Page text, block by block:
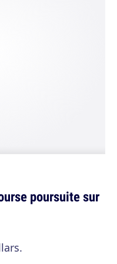
poursuite sur